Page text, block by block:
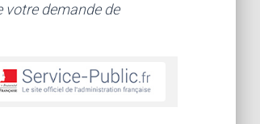
demande de